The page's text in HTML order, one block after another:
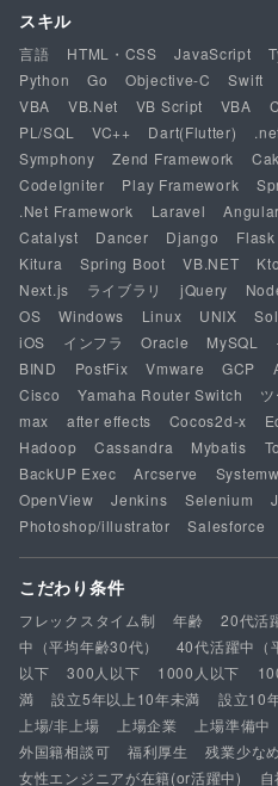
スキル
言語 HTML・CSS JavaScript
Python
Go Objective-C Swift
VBA
VB.Net VB Script VBA
PL/SQL
VC++ Dart(Flutter)
Symphony
Zend Framework
CodeIgniter
Play Framework
.Net Framework
Laravel Angular
Catalyst
Dancer Django Flask
Kitura
Spring Boot VB.NET
Next.js
ライブラリ jQuery
OS
Windows Linux UNIX
iOS
インフラ Oracle MySQL
BIND
PostFix Vmware GCP
Cisco
Yamaha Router Switch
max
after effects Cocos2d-x
Hadoop
Cassandra Mybatis
BackUP Exec
Arcserve
OpenView
Jenkins Selenium
Photoshop/illustrator
Salesforce
こだわり条件
フレックスタイム制 年齢 20代活
中（平均年齢30代）
40代活躍中（
以下
300人以下 1000人以下
満
設立5年以上10年未満 設立10
上場/非上場
上場企業 上場準備中
外国籍相談可
福利厚生 残業少なめ
女性エンジニアが在籍(or活躍中)